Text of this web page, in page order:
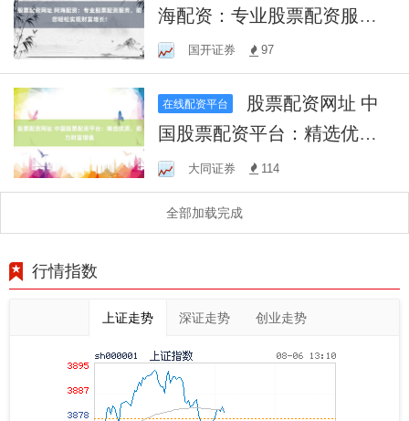
海配资：专业股票配资服
务，助您轻松实现财富增
长！
国开证券 97
在线配资平台
国股票配资平台：精选优
质，助力财富增值
大同证券 114
全部加载完成
行情指数
上证走势 深证走势 创业走势